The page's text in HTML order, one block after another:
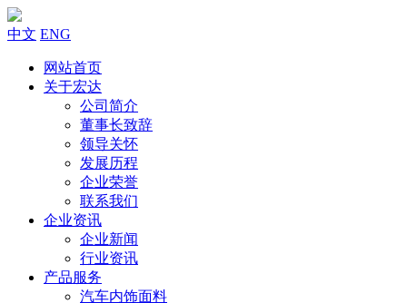
中文 ENG
网站首页
关于宏达
公司简介
董事长致辞
领导关怀
发展历程
企业荣誉
联系我们
企业资讯
企业新闻
行业资讯
产品服务
汽车内饰面料